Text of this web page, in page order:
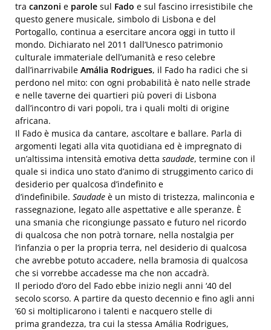
tra canzoni e parole sul Fado e sul fascino irresistibile che
questo genere musicale, simbolo di Lisbona e del
Portogallo, continua a esercitare ancora oggi in tutto il
mondo. Dichiarato nel 2011 dall’Unesco patrimonio
culturale immateriale dell’umanità e reso celebre
dall’inarrivabile Amália Rodrigues, il Fado ha radici che si
perdono nel mito: con ogni probabilità è nato nelle strade
e nelle taverne dei quartieri più poveri di Lisbona
dall’incontro di vari popoli, tra i quali molti di origine
africana.
Il Fado è musica da cantare, ascoltare e ballare. Parla di
argomenti legati alla vita quotidiana ed è impregnato di
un’altissima intensità emotiva detta saudade, termine con il
quale si indica uno stato d’animo di struggimento carico di
desiderio per qualcosa d’indefinito e
d’indefinibile. Saudade è un misto di tristezza, malinconia e
rassegnazione, legato alle aspettative e alle speranze. È
una smania che ricongiunge passato e futuro nel ricordo
di qualcosa che non potrà tornare, nella nostalgia per
l’infanzia o per la propria terra, nel desiderio di qualcosa
che avrebbe potuto accadere, nella bramosia di qualcosa
che si vorrebbe accadesse ma che non accadrà.
Il periodo d’oro del Fado ebbe inizio negli anni ‘40 del
secolo scorso. A partire da questo decennio e fino agli anni
’60 si moltiplicarono i talenti e nacquero stelle di
prima grandezza, tra cui la stessa Amália Rodrigues,